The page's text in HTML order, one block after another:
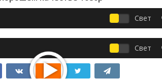
Свет
Свет